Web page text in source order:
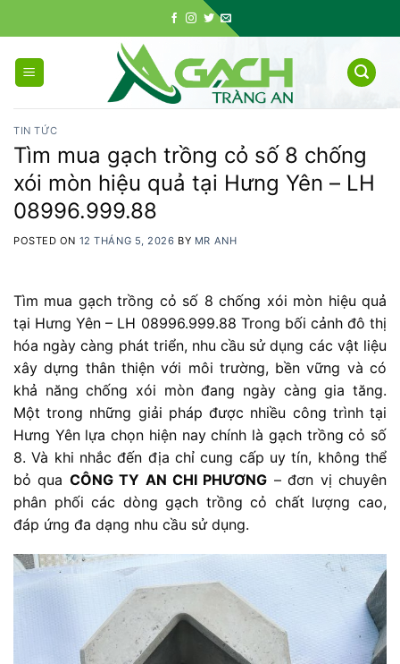
to
content
TIN TỨC
Tìm mua gạch trồng cỏ số 8 chống
xói mòn hiệu quả tại Hưng Yên – LH
08996.999.88
POSTED ON 12 THÁNG 5, 2026 BY MR ANH
Tìm mua gạch trồng cỏ số 8 chống xói mòn hiệu quả
tại Hưng Yên – LH 08996.999.88 Trong bối cảnh đô thị
hóa ngày càng phát triển, nhu cầu sử dụng các vật liệu
xây dựng thân thiện với môi trường, bền vững và có
khả năng chống xói mòn đang ngày càng gia tăng.
Một trong những giải pháp được nhiều công trình tại
Hưng Yên lựa chọn hiện nay chính là gạch trồng cỏ số
8. Và khi nhắc đến địa chỉ cung cấp uy tín, không thể
bỏ qua CÔNG TY AN CHI PHƯƠNG – đơn vị chuyên
phân phối các dòng gạch trồng cỏ chất lượng cao,
đáp ứng đa dạng nhu cầu sử dụng.